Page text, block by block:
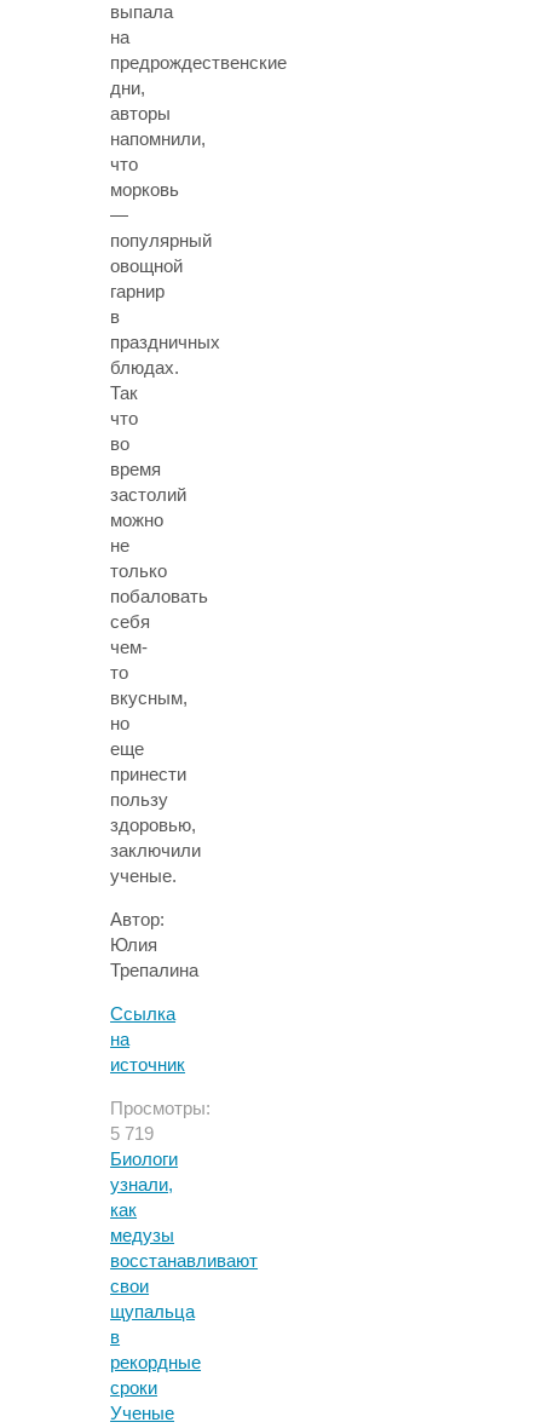
выпала
на
предрождественские
дни,
авторы
напомнили,
что
морковь
—
популярный
овощной
гарнир
в
праздничных
блюдах.
Так
что
во
время
застолий
можно
не
только
побаловать
себя
чем-
то
вкусным,
но
еще
принести
пользу
здоровью,
заключили
ученые.
Автор:
Юлия
Трепалина
Ссылка
на
источник
Просмотры:
5 719
Биологи
узнали,
как
медузы
восстанавливают
свои
щупальца
в
рекордные
сроки
Ученые